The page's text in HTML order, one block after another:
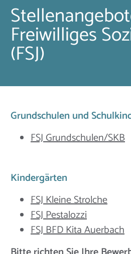
Freiwilliges
(FSJ)
Grundschulen und
FSJ Grundschulen/SKB
Kindergärten
FSJ Kleine Strolche
FSJ Pestalozzi
FSJ BFD Kita Auerbach